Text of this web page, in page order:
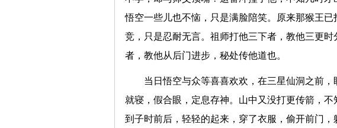
悟空一些儿也不恼，只是满脸陪笑。原来那猴王
竞，只是忍耐无言。祖师打他三下者，教他三更
者，教他从后门进步，秘处传他道也。
当日悟空与众等喜喜欢欢，在三星仙洞之前
就寝，假合眼，定息存神。山中又没打更传箭，
到子时前后，轻轻的起来，穿了衣服，偷开前门